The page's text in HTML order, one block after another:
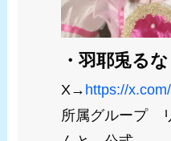
・羽耶兎るな
X→ https://
所属グループ